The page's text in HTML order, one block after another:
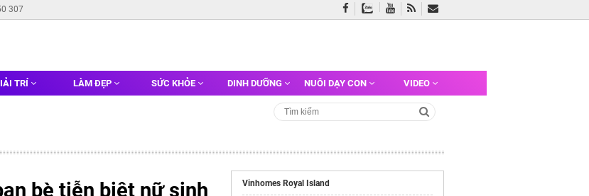
307
TRÍ LÀM ĐẸP SỨC KHỎE DINH DƯỠNG NUÔI DẠY CON VIDEO
bè tiễn biệt nữ sinh
Vinhomes Royal Island